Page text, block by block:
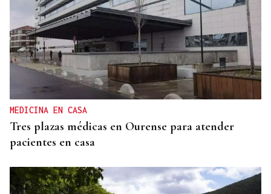
CONATO EXTINGUIDO
Vídeo | Se desata un incendio forestal en una
cantera de Untes
MEDICINA EN CASA
Tres plazas médicas en Ourense para atender
pacientes en casa